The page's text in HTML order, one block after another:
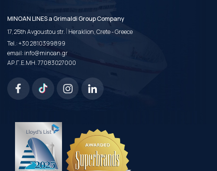
MINOAN LINES a Grimaldi Group Company
17, 25th Avgoustou str. | Heraklion, Crete - Greece
Tel.:+30 2810399899
email:info@minoan.gr
ΑΡ.Γ.Ε.ΜΗ. 77083027000